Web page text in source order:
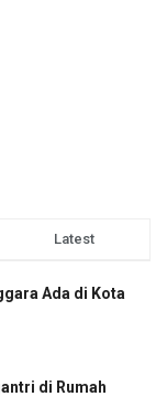
Latest
Ada di Kota
di Rumah